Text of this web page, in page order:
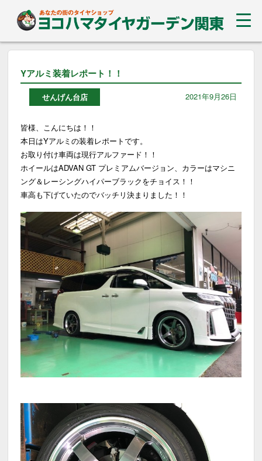
Yアルミ装着レポート！！
せんげん台店 2021年9月26日
皆様、こんにちは！！
本日はYアルミの装着レポートです。
お取り付け車両は現行アルファード！！
ホイールはADVAN GT プレミアムバージョン、カラーはマシニ
ング＆レーシングハイパーブラックをチョイス！！
車高も下げていたのでバッチリ決まりました！！